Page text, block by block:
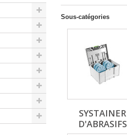
Sous-catégories
SYSTAINER
D'ABRASIFS